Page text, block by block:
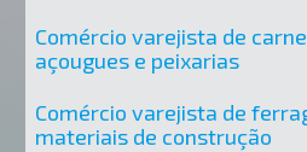
Comércio varejista de
açougues e peixarias
Comércio varejista de
materiais de construção